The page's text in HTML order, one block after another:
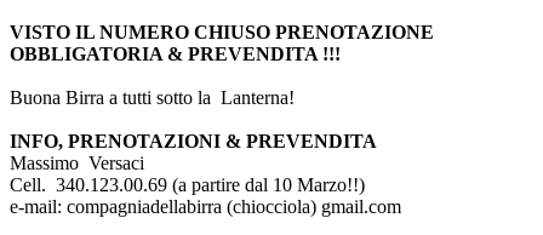
VISTO IL NUMERO CHIUSO PRENOTAZIONE
OBBLIGATORIA & PREVENDITA !!!
Buona Birra a tutti sotto la Lanterna!
INFO, PRENOTAZIONI & PREVENDITA
Massimo Versaci
Cell. 340.123.00.69 (a partire dal 10 Marzo!!)
e-mail: compagniadellabirra (chiocciola) gmail.com